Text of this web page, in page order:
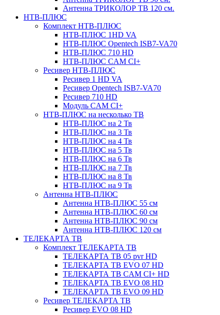
Антенна ТРИКОЛОР ТВ 120 см.
НТВ-ПЛЮС
Комплект НТВ-ПЛЮС
НТВ-ПЛЮС 1HD VA
НТВ-ПЛЮС Opentech ISB7-VA70
НТВ-ПЛЮС 710 HD
НТВ-ПЛЮС CAM CI+
Ресивер НТВ-ПЛЮС
Ресивер 1 HD VA
Ресивер Opentech ISB7-VA70
Ресивер 710 HD
Модуль CAM CI+
НТВ-ПЛЮС на несколько ТВ
НТВ-ПЛЮС на 2 Тв
НТВ-ПЛЮС на 3 Тв
НТВ-ПЛЮС на 4 Тв
НТВ-ПЛЮС на 5 Тв
НТВ-ПЛЮС на 6 Тв
НТВ-ПЛЮС на 7 Тв
НТВ-ПЛЮС на 8 Тв
НТВ-ПЛЮС на 9 Тв
Антенна НТВ-ПЛЮС
Антенна НТВ-ПЛЮС 55 см
Антенна НТВ-ПЛЮС 60 см
Антенна НТВ-ПЛЮС 90 см
Антенна НТВ-ПЛЮС 120 см
ТЕЛЕКАРТА ТВ
Комплект ТЕЛЕКАРТА ТВ
ТЕЛЕКАРТА ТВ 05 pvr HD
ТЕЛЕКАРТА ТВ EVO 07 HD
ТЕЛЕКАРТА ТВ CAM CI+ HD
ТЕЛЕКАРТА ТВ EVO 08 HD
ТЕЛЕКАРТА ТВ EVO 09 HD
Ресивер ТЕЛЕКАРТА ТВ
Ресивер EVO 08 HD